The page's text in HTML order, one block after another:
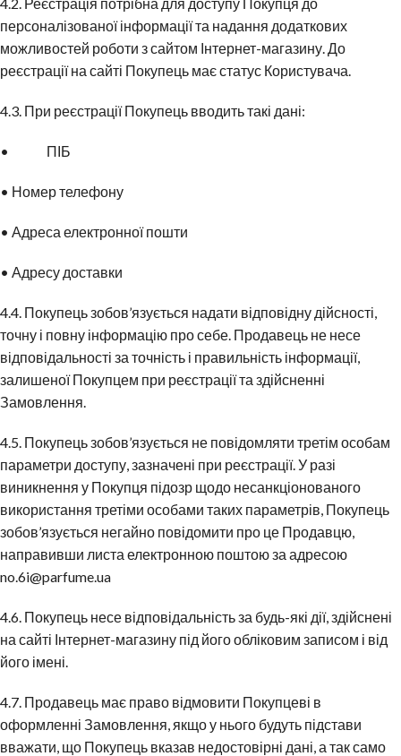
персоналізованої інформації та надання додаткових
можливостей роботи з сайтом Інтернет-магазину. До
реєстрації на сайті Покупець має статус Користувача.
4.3. При реєстрації Покупець вводить такі дані:
• ПІБ
• Номер телефону
• Адреса електронної пошти
• Адресу доставки
4.4. Покупець зобов’язується надати відповідну дійсності,
точну і повну інформацію про себе. Продавець не несе
відповідальності за точність і правильність інформації,
залишеної Покупцем при реєстрації та здійсненні
Замовлення.
4.5. Покупець зобов’язується не повідомляти третім особам
параметри доступу, зазначені при реєстрації. У разі
виникнення у Покупця підозр щодо несанкціонованого
використання третіми особами таких параметрів, Покупець
зобов’язується негайно повідомити про це Продавцю,
направивши листа електронною поштою за адресою
no.6i@parfume.ua
4.6. Покупець несе відповідальність за будь-які дії, здійснені
на сайті Інтернет-магазину під його обліковим записом і від
його імені.
4.7. Продавець має право відмовити Покупцеві в
оформленні Замовлення, якщо у нього будуть підстави
вважати, що Покупець вказав недостовірні дані, а так само